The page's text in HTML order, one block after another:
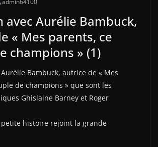
admin64100
avec Aurélie Bambuck,
« Mes parents, ce
champions » (1)
Bambuck, autrice de « Mes
de champions » que sont les
Ghislaine Barney et Roger
petite histoire rejoint la grande